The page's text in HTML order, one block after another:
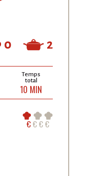
0 2
Temps
total
10 MIN
€ € € €